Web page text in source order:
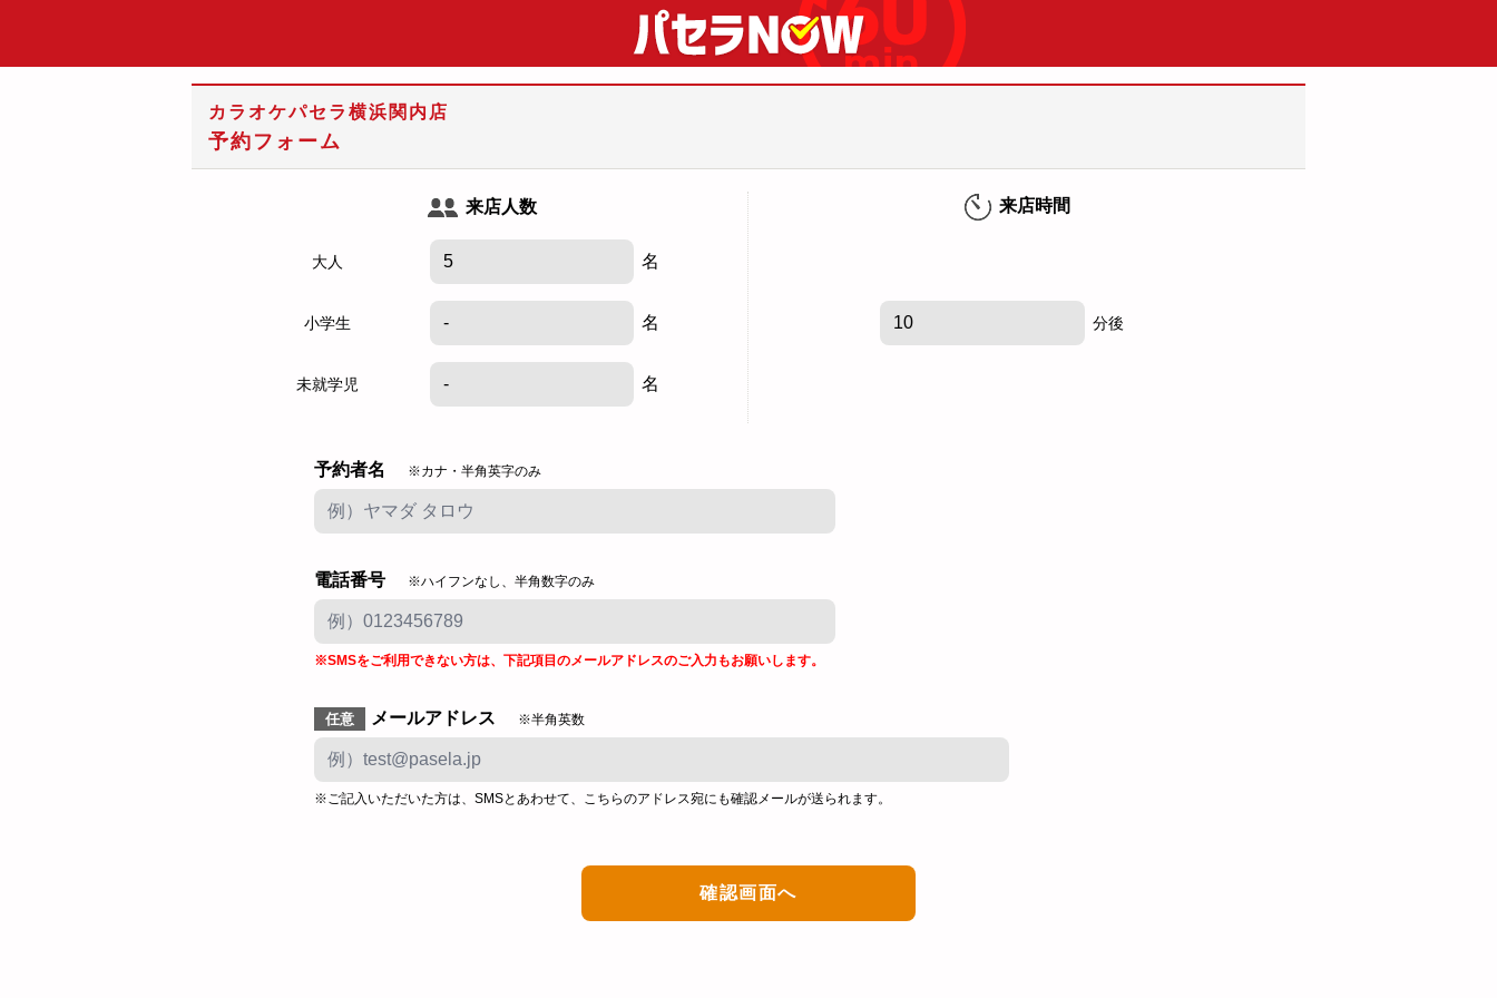
カラオケパセラ横浜関内店
予約フォーム
来店人数
大人 名
小学生 名
未就学児 名
来店時間
分後
予約者名 ※カナ・半角英字のみ
電話番号 ※ハイフンなし、半角数字のみ
※SMSをご利用できない方は、下記項目のメールアドレスのご入力もお願いします。
任意 メールアドレス ※半角英数
※ご記入いただいた方は、SMSとあわせて、こちらのアドレス宛にも確認メールが送られます。